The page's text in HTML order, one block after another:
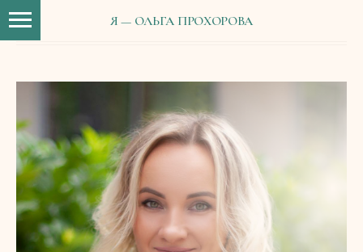
Я — ОЛЬГА ПРОХОРОВА
ПОРТФОЛИО